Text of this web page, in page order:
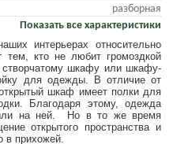
разборная
Показать все характеристики
интерьерах относительно
тем, кто не любит громоздкой
шкафу или шкафу-
для одежды. В отличие от
шкаф имеет полки для
Благодаря этому, одежда
на ней. Но в то же время
открытого пространства и
в прихожей.